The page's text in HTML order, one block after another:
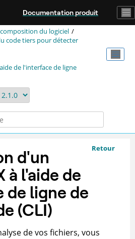
Documentation produit
du logiciel
code tiers pour détecter
de l'interface de ligne
Retour
d'un
à l'aide de
de ligne de
(CLI)
de vos fichiers, vous